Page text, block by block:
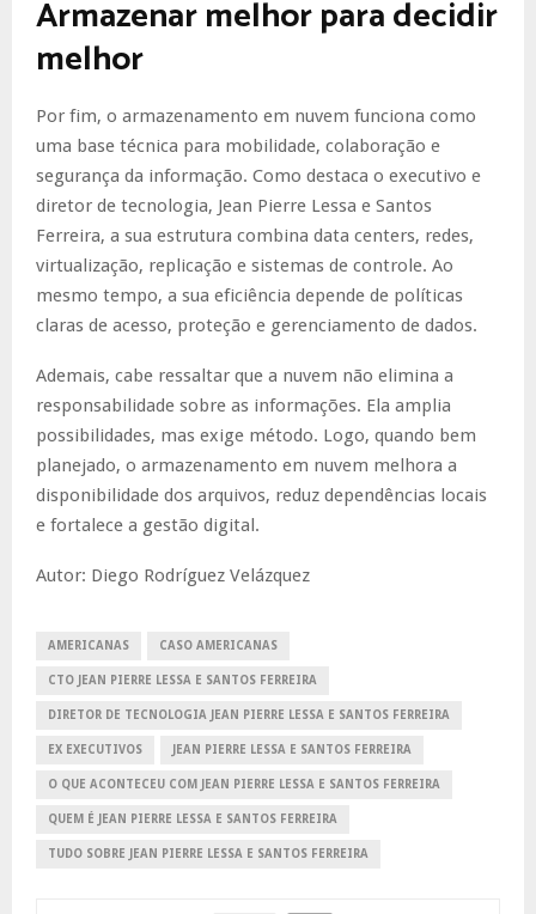
Armazenar melhor para decidir
melhor
Por fim, o armazenamento em nuvem funciona como
uma base técnica para mobilidade, colaboração e
segurança da informação. Como destaca o executivo e
diretor de tecnologia, Jean Pierre Lessa e Santos
Ferreira, a sua estrutura combina data centers, redes,
virtualização, replicação e sistemas de controle. Ao
mesmo tempo, a sua eficiência depende de políticas
claras de acesso, proteção e gerenciamento de dados.
Ademais, cabe ressaltar que a nuvem não elimina a
responsabilidade sobre as informações. Ela amplia
possibilidades, mas exige método. Logo, quando bem
planejado, o armazenamento em nuvem melhora a
disponibilidade dos arquivos, reduz dependências locais
e fortalece a gestão digital.
Autor: Diego Rodríguez Velázquez
AMERICANAS CASO AMERICANAS
CTO JEAN PIERRE LESSA E SANTOS FERREIRA
DIRETOR DE TECNOLOGIA JEAN PIERRE LESSA E SANTOS FERREIRA
EX EXECUTIVOS JEAN PIERRE LESSA E SANTOS FERREIRA
O QUE ACONTECEU COM JEAN PIERRE LESSA E SANTOS FERREIRA
QUEM É JEAN PIERRE LESSA E SANTOS FERREIRA
TUDO SOBRE JEAN PIERRE LESSA E SANTOS FERREIRA